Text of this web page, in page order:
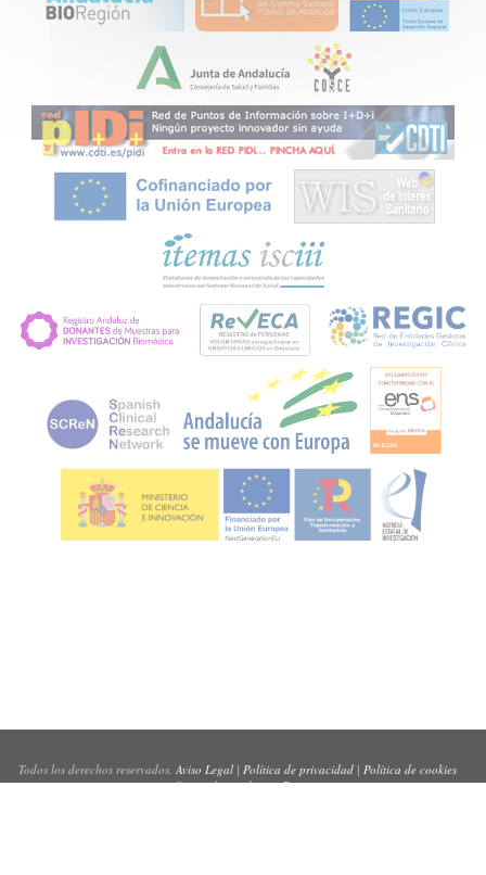
Todos los derechos reservados.Aviso Legal| Política de privacidad| Política de cookies
Sitio web creado porPynso